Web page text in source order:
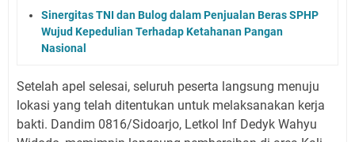
Sinergitas TNI dan Bulog dalam Penjualan Beras SPHP
Wujud Kepedulian Terhadap Ketahanan Pangan
Nasional
Setelah apel selesai, seluruh peserta langsung menuju
lokasi yang telah ditentukan untuk melaksanakan kerja
bakti. Dandim 0816/Sidoarjo, Letkol Inf Dedyk Wahyu